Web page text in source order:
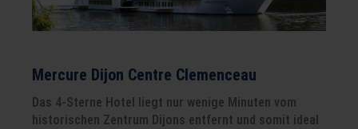
Mercure Dijon Centre Clemenceau
Das 4-Sterne Hotel liegt nur wenige Minuten vom
historischen Zentrum Dijons entfernt und somit ideal